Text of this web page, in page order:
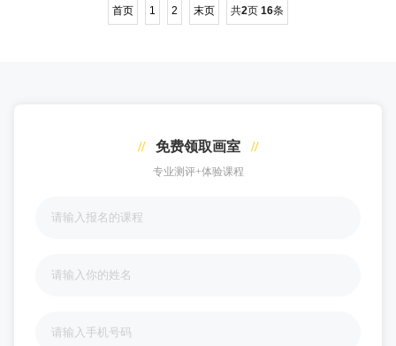
首页 1 2 末页 共2页 16条
// 免费领取画室 //
专业测评+体验课程